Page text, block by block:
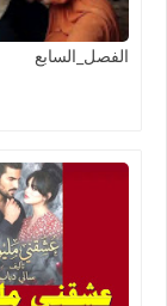
الفصل_السابع